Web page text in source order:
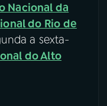
Nacional da
do Rio de
a sexta-
do Alto